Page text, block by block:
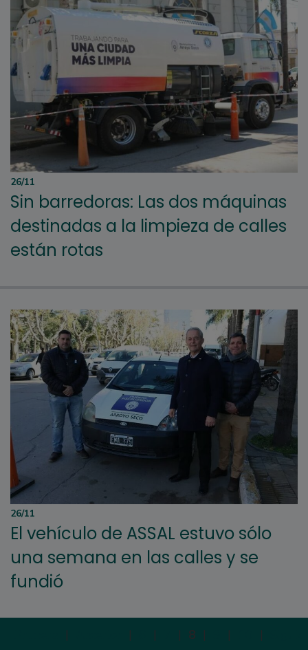
26/11
Sin barredoras: Las dos máquinas
destinadas a la limpieza de calles
están rotas
26/11
El vehículo de ASSAL estuvo sólo
una semana en las calles y se
fundió
| | | | 8 | | |